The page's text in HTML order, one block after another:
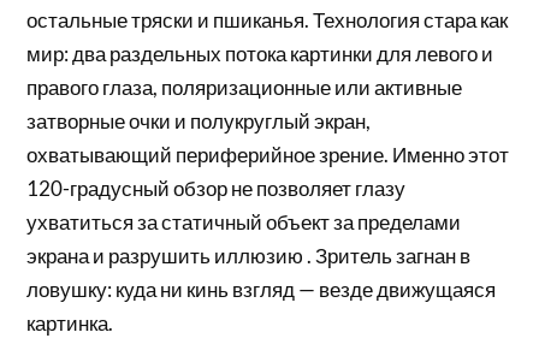
остальные тряски и пшиканья. Технология стара как
мир: два раздельных потока картинки для левого и
правого глаза, поляризационные или активные
затворные очки и полукруглый экран,
охватывающий периферийное зрение. Именно этот
120-градусный обзор не позволяет глазу
ухватиться за статичный объект за пределами
экрана и разрушить иллюзию . Зритель загнан в
ловушку: куда ни кинь взгляд — везде движущаяся
картинка.